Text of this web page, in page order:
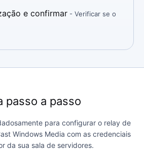
e confirmar - Verificar se o
passo a passo
para configurar o relay de
Windows Media com as credenciais
da sua sala de servidores.